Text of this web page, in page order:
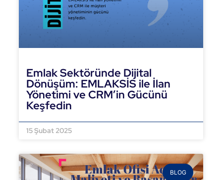
Emlak Sektöründe Dijital
Dönüşüm: EMLAKSİS ile İlan
Yönetimi ve CRM’in Gücünü
Keşfedin
15 Şubat 2025
BLOG